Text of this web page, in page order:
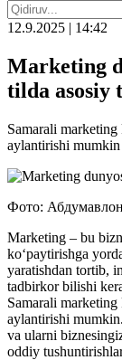
12.9.2025 | 14:42
Marketing
tilda asosiy
Samarali
aylantirishi mumkin
Фото:
Marketing – bu
ko‘paytirishga
yaratishdan tortib,
tadbirkor bilishi
Samarali
aylantirishi
va ularni
oddiy